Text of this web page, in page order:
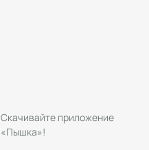
Скачивайте приложение
«Пышка»!